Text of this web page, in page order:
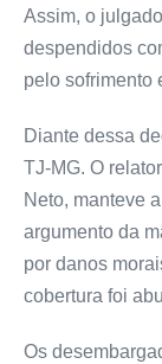
Assim, o
despendidos
pelo sofrimento
Diante dessa
TJ-MG. O
Neto, manteve
argumento da
por danos
cobertura foi
Os